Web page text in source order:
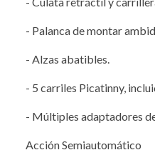
- Palanca de montar
- Alzas abatibles.
- 5 carriles Picatinny,
- Múltiples adaptadores
Acción Semiautomático